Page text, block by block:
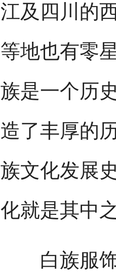
江及四川的
等地也有零
族是一个历
造了丰厚的
族文化发展
化就是其中
白族服饰